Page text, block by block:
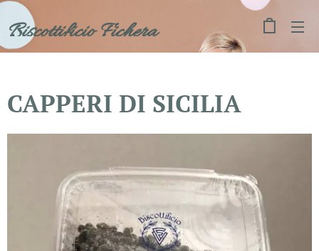
Biscottificio Fichera
CAPPERI DI SICILIA